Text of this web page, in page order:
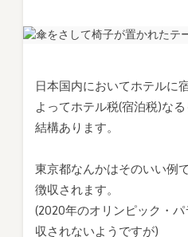
税
く
な
た
日本国内においてホテルに
よってホテル税(宿泊税)な
結構あります。
東京都なんかはそのいい例
徴収されます。
(2020年のオリンピック・
収されないようですが)